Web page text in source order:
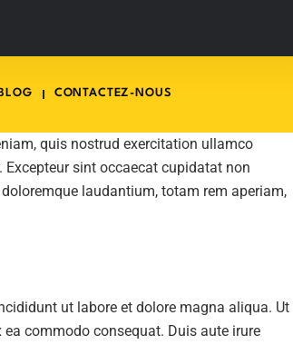
BLOG CONTACTEZ-NOUS
quis nostrud exercitation ullamco
sint occaecat cupidatat non
laudantium, totam rem aperiam,
ut labore et dolore magna aliqua. Ut
commodo consequat. Duis aute irure